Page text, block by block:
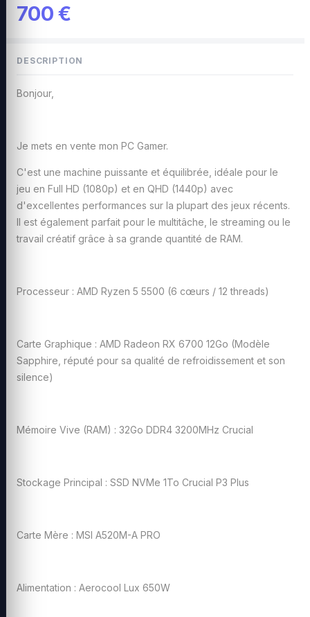
DESCRIPTION
Bonjour,
Je mets en vente mon PC Gamer.
C'est une machine puissante et équilibrée, idéale pour le
jeu en Full HD (1080p) et en QHD (1440p) avec
d'excellentes performances sur la plupart des jeux récents.
Il est également parfait pour le multitâche, le streaming ou le
travail créatif grâce à sa grande quantité de RAM.
Processeur : AMD Ryzen 5 5500 (6 cœurs / 12 threads)
Carte Graphique : AMD Radeon RX 6700 12Go (Modèle
Sapphire, réputé pour sa qualité de refroidissement et son
silence)
Mémoire Vive (RAM) : 32Go DDR4 3200MHz Crucial
Stockage Principal : SSD NVMe 1To Crucial P3 Plus
Carte Mère : MSI A520M-A PRO
Alimentation : Aerocool Lux 650W
700 €